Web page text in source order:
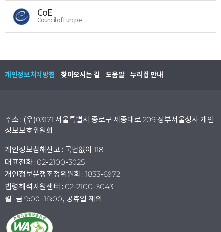
CoE
Council of Europe
개인정보처리방침 찾아오시는 길 도움말 누리집 안내
주소 : (우)03171 서울특별시 종로구 세종대로 209 정부서울청사 개인
정보보호위원회
개인정보침해신고 : 국번없이 118
대표전화 : 02-2100-3025
개인정보분쟁조정위원회 : 1833-6972
법령해석지원센터 : 02-2100-3043
월~금 9:00~18:00, 공휴일 제외